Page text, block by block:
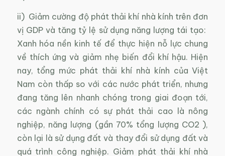
ii) Giảm cường độ phát thải khí nhà kính trên đơn
vị GDP và tăng tỷ lệ sử dụng năng lượng tái tạo:
Xanh hóa nền kinh tế để thực hiện nỗ lực chung
về thích ứng và giảm nhẹ biến đổi khí hậu. Hiện
nay, tổng mức phát thải khí nhà kính của Việt
Nam còn thấp so với các nước phát triển, nhưng
đang tăng lên nhanh chóng trong giai đoạn tới,
các ngành chính có sự phát thải cao là nông
nghiệp, năng lượng (gần 70% tổng lượng CO2 ),
còn lại là sử dụng đất và thay đổi sử dụng đất và
quá trình công nghiệp. Giảm phát thải khí nhà